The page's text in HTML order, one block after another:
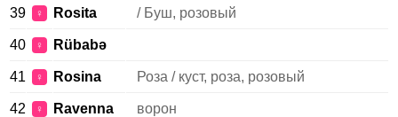
39 ♀ Rosita / Буш, розовый
40 ♀ Rübabə
41 ♀ Rosina Роза / куст, роза, розовый
42 ♀ Ravenna ворон